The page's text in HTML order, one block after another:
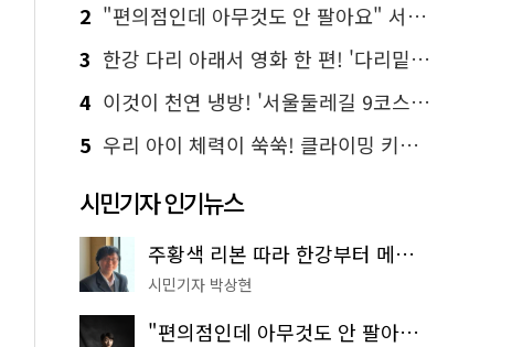
2 "편의점인데 아무것도 안 팔아요" 서울에서 가장 특별한 편의점의 정체
3 한강 다리 아래서 영화 한 편! '다리밑 영화관' 무료 상영
4 이것이 천연 냉방! '서울둘레길 9코스'로 숲속 피서 떠나볼까
5 우리 아이 체력이 쑥쑥! 클라이밍 키즈카페·어린이 체력장
시민기자 인기뉴스
주황색 리본 따라 한강부터 메타세쿼이아 숲길까지…서울둘레길 15코스
시민기자 박상현
"편의점인데 아무것도 안 팔아요" 서울에서 가장 특별한 편의점의 정체